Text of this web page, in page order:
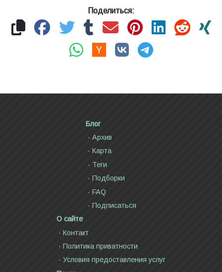
Поделиться:
Блог
Архив
Карта
Теги
Подборки
FAQ
Подписаться
О сайте
Контакт
Политика приватности
Условия предоставления услуг